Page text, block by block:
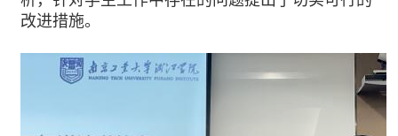
改进措施。